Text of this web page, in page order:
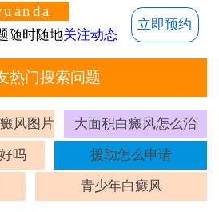
随时随地关注动态
立即预约
热门搜索问题
风图片 大面积白癜风怎么治
吗 援助怎么申请
青少年白癜风